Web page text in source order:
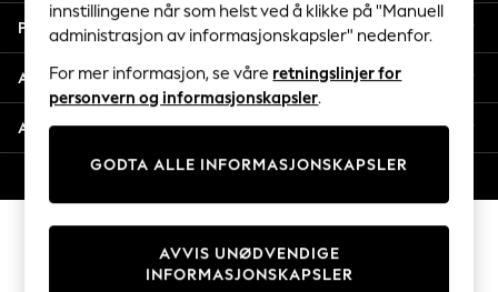
140 - 174cm
Trending: Top & Short Sets
Trending: Clogs
Toy Story
THE SET
Coats & Jackets
Sweatshirts & Hoodies
Knitwear
Cardigans
Dresses
Personvern & Juridisk
Avdelinger
Andre tjenester
innstillingene når som helst ved å klikke på "Manuell
administrasjon av informasjonskapsler" nedenfor.
For mer informasjon, se våre retningslinjer for
personvern og informasjonskapsler.
GODTA ALLE INFORMASJONSKAPSLER
AVVIS UNØDVENDIGE
INFORMASJONSKAPSLER